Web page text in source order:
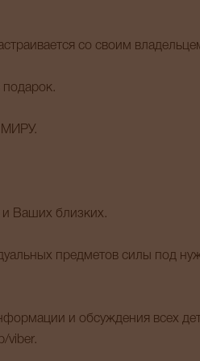
со своим
МИРУ.
и Ваших близких.
предметов силы под
и обсуждения всех
viber.